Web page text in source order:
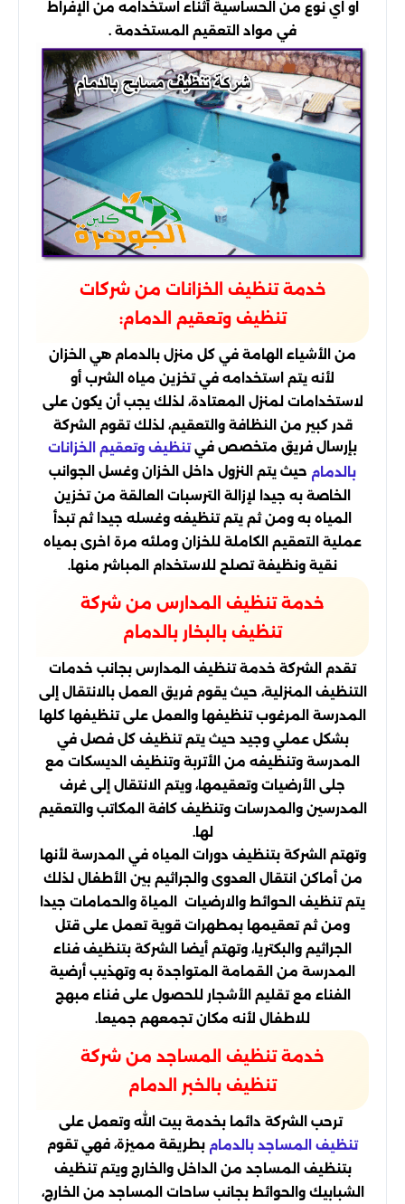
او اي نوع من الحساسية أثناء استخدامه من الإفراط
في مواد التعقيم المستخدمة .
خدمة تنظيف الخزانات من شركات
تنظيف وتعقيم الدمام:
من الأشياء الهامة في كل منزل بالدمام هي الخزان
لأنه يتم استخدامه في تخزين مياه الشرب أو
لاستخدامات لمنزل المعتادة، لذلك يجب أن يكون على
قدر كبير من النظافة والتعقيم، لذلك تقوم الشركة
بإرسال فريق متخصص فيتنظيف وتعقيم الخزانات
بالدمام حيث يتم النزول داخل الخزان وغسل الجوانب
الخاصة به جيدا لإزالة الترسبات العالقة من تخزين
المياه به ومن ثم يتم تنظيفه وغسله جيدا ثم تبدأ
عملية التعقيم الكاملة للخزان وملئه مرة اخرى بمياه
نقية ونظيفة تصلح للاستخدام المباشر منها.
خدمة تنظيف المدارس من شركة
تنظيف بالبخار بالدمام
تقدم الشركة خدمة تنظيف المدارس بجانب خدمات
التنظيف المنزلية، حيث يقوم فريق العمل بالانتقال إلى
المدرسة المرغوب تنظيفها والعمل على تنظيفها كلها
بشكل عملي وجيد حيث يتم تنظيف كل فصل في
المدرسة وتنظيفه من الأتربة وتنظيف الديسكات مع
جلى الأرضيات وتعقيمها، ويتم الانتقال إلى غرف
المدرسين والمدرسات وتنظيف كافة المكاتب والتعقيم
لها.
وتهتم الشركة بتنظيف دورات المياه في المدرسة لأنها
من أماكن انتقال العدوى والجراثيم بين الأطفال لذلك
يتم تنظيف الحوائط والارضيات المياة والحمامات جيدا
ومن ثم تعقيمها بمطهرات قوية تعمل على قتل
الجراثيم والبكتريا، وتهتم أيضا الشركة بتنظيف فناء
المدرسة من القمامة المتواجدة به وتهذيب أرضية
الفناء مع تقليم الأشجار للحصول على فناء مبهج
للاطفال لأنه مكان تجمعهم جميعا.
خدمة تنظيف المساجد من شركة
تنظيف بالخبر الدمام
ترحب الشركة دائما بخدمة بيت الله وتعمل على
تنظيف المساجد بالدمام بطريقة مميزة، فهي تقوم
بتنظيف المساجد من الداخل والخارج ويتم تنظيف
الشبابيك والحوائط بجانب ساحات المساجد من الخارج،